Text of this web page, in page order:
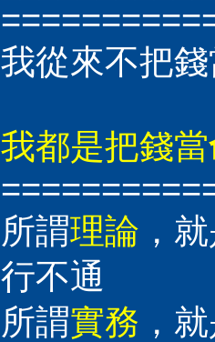
我從來不把
我都是把錢當
所謂理論 ，
行不通
所謂實務 ，